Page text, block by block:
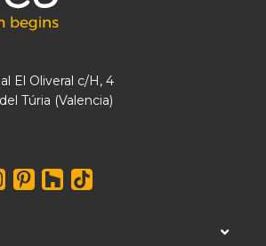
El Oliveral c/H, 4
Túria (Valencia)